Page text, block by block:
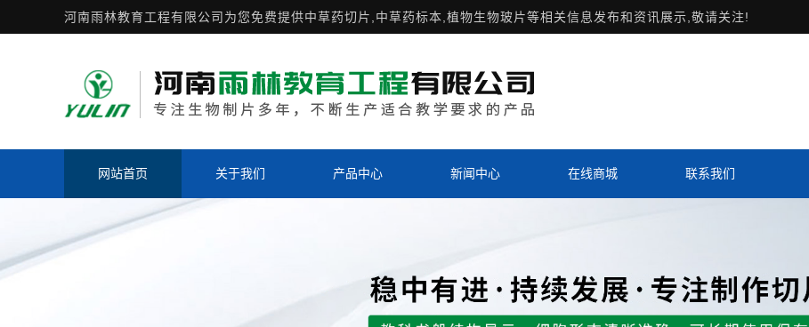
河南雨林教育工程有限公司为您免费提供中草药切片 ,中草药标本,植物生物玻片等相关信息发布和资讯展示,敬请关注!
网站首页 关于我们 产品中心 新闻中心 在线商城 联系我们